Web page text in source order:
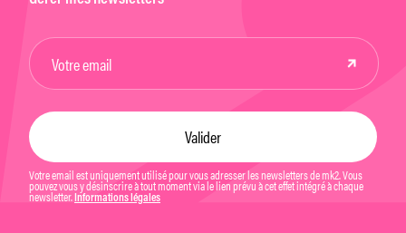
Votre email est uniquement utilisé pour vous adresser les newsletters de mk2. Vous
pouvez vous y désinscrire à tout moment via le lien prévu à cet effet intégré à chaque
newsletter. Informations légales